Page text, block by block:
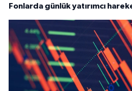
Fonlarda günlük yatırımcı